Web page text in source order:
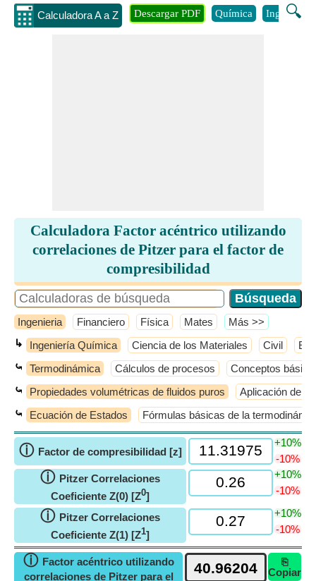
Calculadora A a Z 🔍
Descargar PDF Química Ingenieria
Calculadora Factor acéntrico utilizando
correlaciones de Pitzer para el factor de
compresibilidad
Ingenieria Financiero Física Mates ​Más >>
↳ Ingeniería Química Ciencia de los Materiales Civil
⤿ Termodinámica Cálculos de procesos Conceptos
⤿ Propiedades volumétricas de fluidos puros Aplicación de la
⤿ Ecuación de Estados Fórmulas básicas de la
ⓘ Factor de compresibilidad [z]
+10%
-10%
ⓘ Pitzer Correlaciones
Coeficiente Z(0) [Z0]
+10%
-10%
ⓘ Pitzer Correlaciones
Coeficiente Z(1) [Z1]
+10%
-10%
ⓘ Factor acéntrico utilizando
correlaciones de Pitzer para el
⎘
Copiar